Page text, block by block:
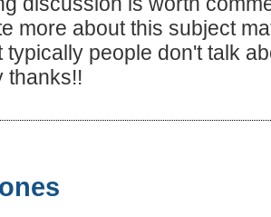
more about this subject
typically people don't talk
thanks!!